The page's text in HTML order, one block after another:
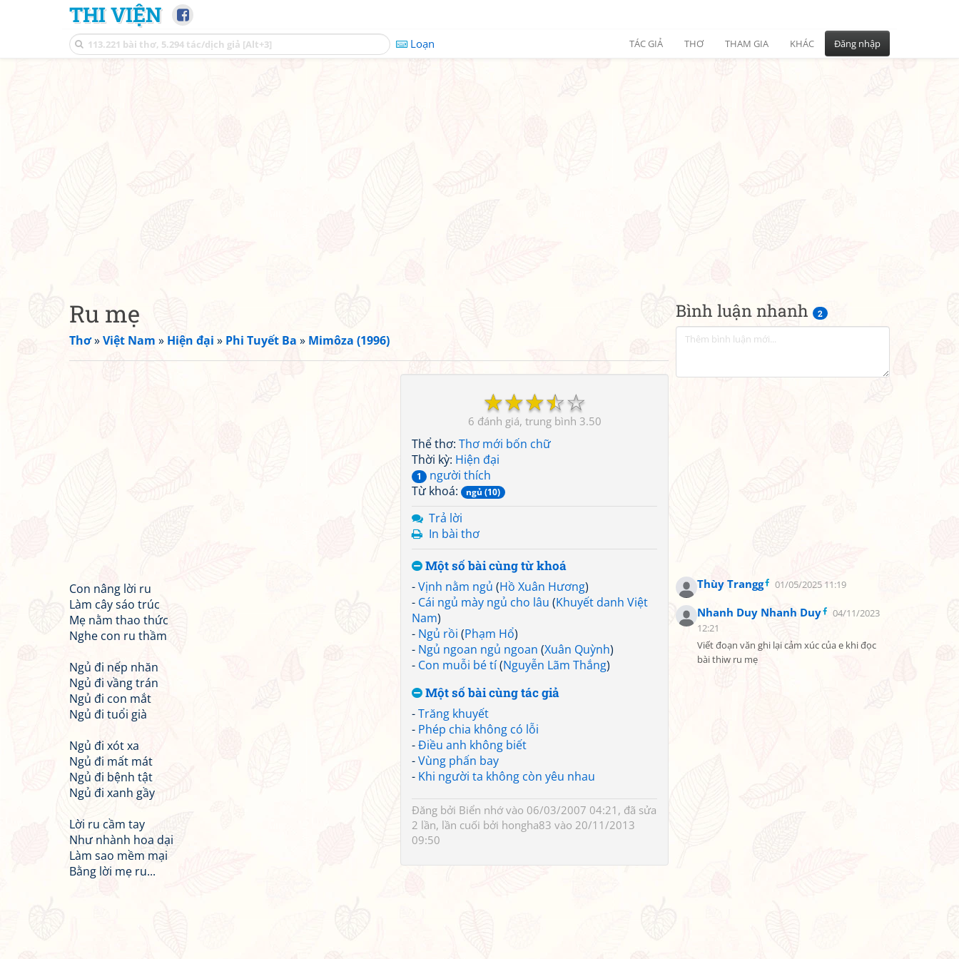
THI VIỆN
Loạn TÁC GIẢ THƠ THAM GIA KHÁC Đăng nhập
Bình luận nhanh 2
Thùy Trangg 01/05/2025 11:19
Nhanh Duy Nhanh Duy
04/11/2023
12:21
Viết đoạn văn ghi lại cảm xúc của e khi đọc
bài thiw ru mẹ
Ru mẹ
Thơ»Việt Nam » Hiện đại » Phi Tuyết Ba » Mimôza (1996)
☆
☆
☆
☆
☆
6 3.50
Thể thơ: Thơ mới bốn chữ
Thời kỳ: Hiện đại
1
người thích
Từ khoá:
ngủ (10)
Trả lời
In bài thơ
Một số bài cùng từ khoá
-Vịnh nằm ngủ (Hồ Xuân Hương)
- Cái ngủ mày ngủ cho lâu (Khuyết danh Việt
Nam)
- Ngủ rồi (Phạm Hổ)
- Ngủ ngoan ngủ ngoan (Xuân Quỳnh)
- Con muỗi bé tí(Nguyễn Lãm Thắng)
Một số bài cùng tác giả
-Trăng khuyết
- Phép chia không có lỗi
-Điều anh không biết
-Vùng phấn bay
- Khi người ta không còn yêu nhau
Đăng bởi Biển nhớvào 06/03/2007 04:21, đã sửa
2 lần, lần cuối bởi hongha83 vào 20/11/2013
09:50
Con nâng lời ru
Làm cây sáo trúc
Mẹ nằm thao thức
Nghe con ru thầm
Ngủ đi nếp nhăn
Ngủ đi vầng trán
Ngủ đi con mắt
Ngủ đi tuổi già
Ngủ đi xót xa
Ngủ đi mất mát
Ngủ đi bệnh tật
Ngủ đi xanh gầy
Lời ru cầm tay
Như nhành hoa dại
Làm sao mềm mại
Bằng lời mẹ ru...